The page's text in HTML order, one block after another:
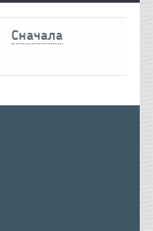
Сначала